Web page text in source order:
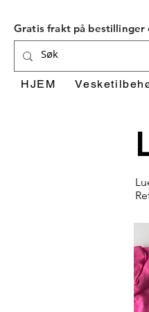
Gratis frakt på bestillinger
HJEM